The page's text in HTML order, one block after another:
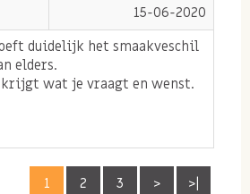
15-06-2020
duidelijk het smaakveschil
elders.
krijgt wat je vraagt en wenst.
1 2 3 > >|